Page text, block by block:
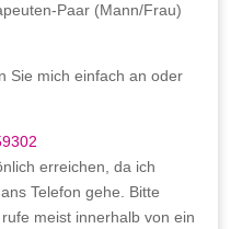
Paar (Mann/Frau)
Sie mich einfach an oder
erreichen, da ich
Telefon gehe. Bitte
meist innerhalb von ein